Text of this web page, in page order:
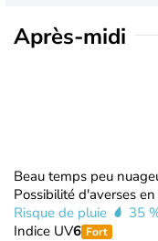
Après-midi
Beau temps peu
Possibilité d'averses
Risque de pluie
35
Indice UV6 Fort